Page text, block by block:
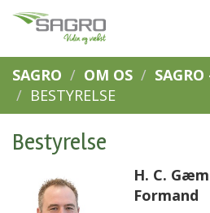
SAGRO OM OS
BESTYRELSE
Bestyrelse
H. C.
Formand